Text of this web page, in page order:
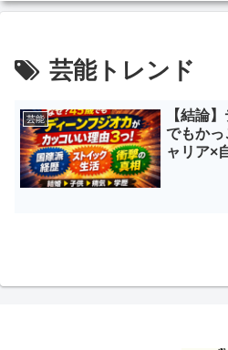
芸能トレンド
芸能
【結論
でもかっ
ャリア×